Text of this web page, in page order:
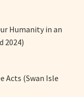
Humanity in an
2024)
Acts (Swan Isle